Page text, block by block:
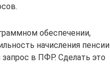
обеспечении,
начисления пенсии
в ПФР. Сделать это